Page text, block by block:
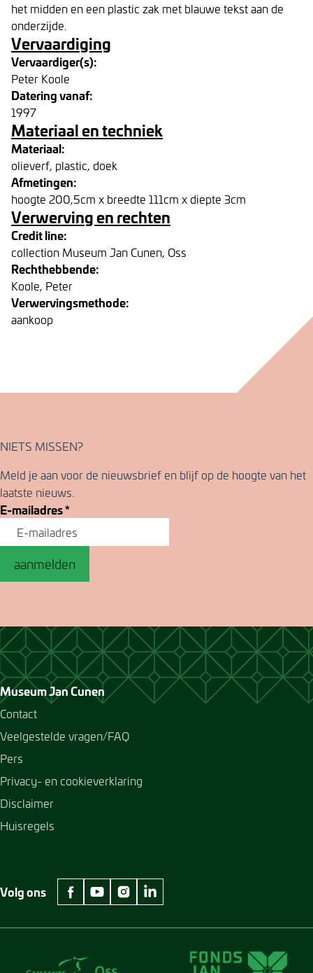
het midden en een plastic zak met blauwe tekst aan de
onderzijde.
Vervaardiging
Vervaardiger(s):
Peter Koole
Datering vanaf:
1997
Materiaal en techniek
Materiaal:
olieverf, plastic, doek
Afmetingen:
hoogte 200,5cm x breedte 111cm x diepte 3cm
Verwerving en rechten
Credit line:
collection Museum Jan Cunen, Oss
Rechthebbende:
Koole, Peter
Verwervingsmethode:
aankoop
NIETS MISSEN?
Meld je aan voor de nieuwsbrief en blijf op de hoogte van het
laatste nieuws.
E-mailadres*
aanmelden
Museum Jan Cunen
Contact
Veelgestelde vragen/FAQ
Pers
Privacy- en cookieverklaring
Disclaimer
Huisregels
Volg ons
facebook Museum Jan Cunen
youtube Museum Jan Cunen
instagram Museum Jan Cunen
linkedin Museum Jan Cunen